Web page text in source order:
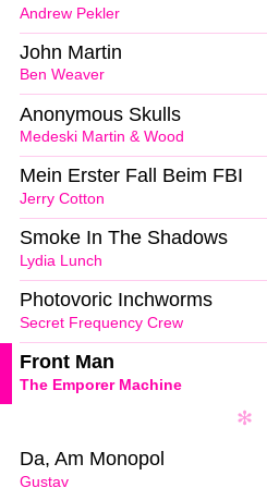
Andrew Pekler
Ben Weaver
John Martin
Medeski Martin & Wood
Anonymous Skulls
Jerry Cotton
Mein Erster Fall Beim FBI
Lydia Lunch
Smoke In The Shadows
Secret Frequency Crew
Photovoric Inchworms
The Emporer Machine
Front Man
Gustav
Da, Am Monopol